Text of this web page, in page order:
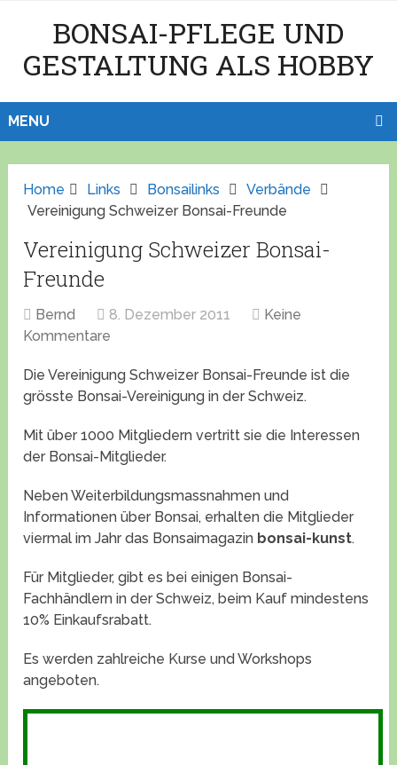
BONSAI-PFLEGE UND
GESTALTUNG ALS HOBBY
MENU
Home Links Bonsailinks
Verbände
Vereinigung Schweizer Bonsai-Freunde
Vereinigung Schweizer Bonsai-
Freunde
Bernd 8. Dezember 2011
Keine
Kommentare
Die Vereinigung Schweizer Bonsai-Freunde ist die
grösste Bonsai-Vereinigung in der Schweiz.
Mit über 1000 Mitgliedern vertritt sie die Interessen
der Bonsai-Mitglieder.
Neben Weiterbildungsmassnahmen und
Informationen über Bonsai, erhalten die Mitglieder
viermal im Jahr das Bonsaimagazin bonsai-kunst.
Für Mitglieder, gibt es bei einigen Bonsai-
Fachhändlern in der Schweiz, beim Kauf mindestens
10% Einkaufsrabatt.
Es werden zahlreiche Kurse und Workshops
angeboten.